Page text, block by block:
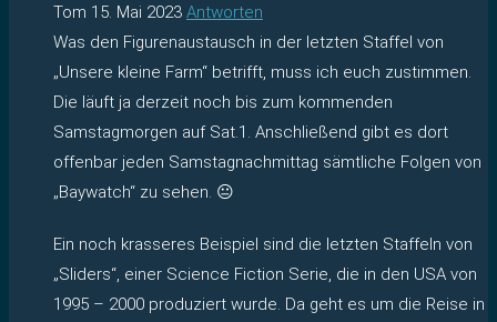
Tom 15. Mai 2023 Antworten
Was den Figurenaustausch in der letzten Staffel von
„Unsere kleine Farm“ betrifft, muss ich euch zustimmen.
Die läuft ja derzeit noch bis zum kommenden
Samstagmorgen auf Sat.1. Anschließend gibt es dort
offenbar jeden Samstagnachmittag sämtliche Folgen von
„Baywatch“ zu sehen. 😐
Ein noch krasseres Beispiel sind die letzten Staffeln von
„Sliders“, einer Science Fiction Serie, die in den USA von
1995 – 2000 produziert wurde. Da geht es um die Reise in